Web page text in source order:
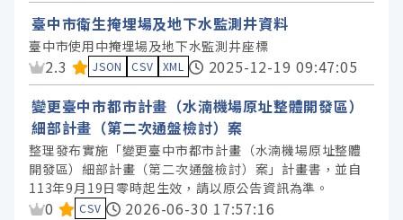
臺中市衛生掩埋場及地下水監測井資料
臺中市使用中掩埋場及地下水監測井座標
資料集評分：
2.3 JSON CSV XML
2025-12-19 09:47:05
變更臺中市都市計畫（水湳機場原址整體開發區）
細部計畫（第二次通盤檢討）案
整理發布實施「變更臺中市都市計畫（水湳機場原址整體
開發區）細部計畫（第二次通盤檢討）案」計畫書，並自
113年9月19日零時起生效，請以原公告資訊為準。
資料集評分：
0 CSV
2026-06-30 17:57:16